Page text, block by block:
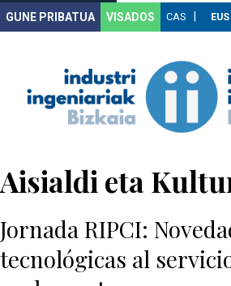
VISADOS
Aisialdi eta
Jornada RIPCI:
tecnológicas al